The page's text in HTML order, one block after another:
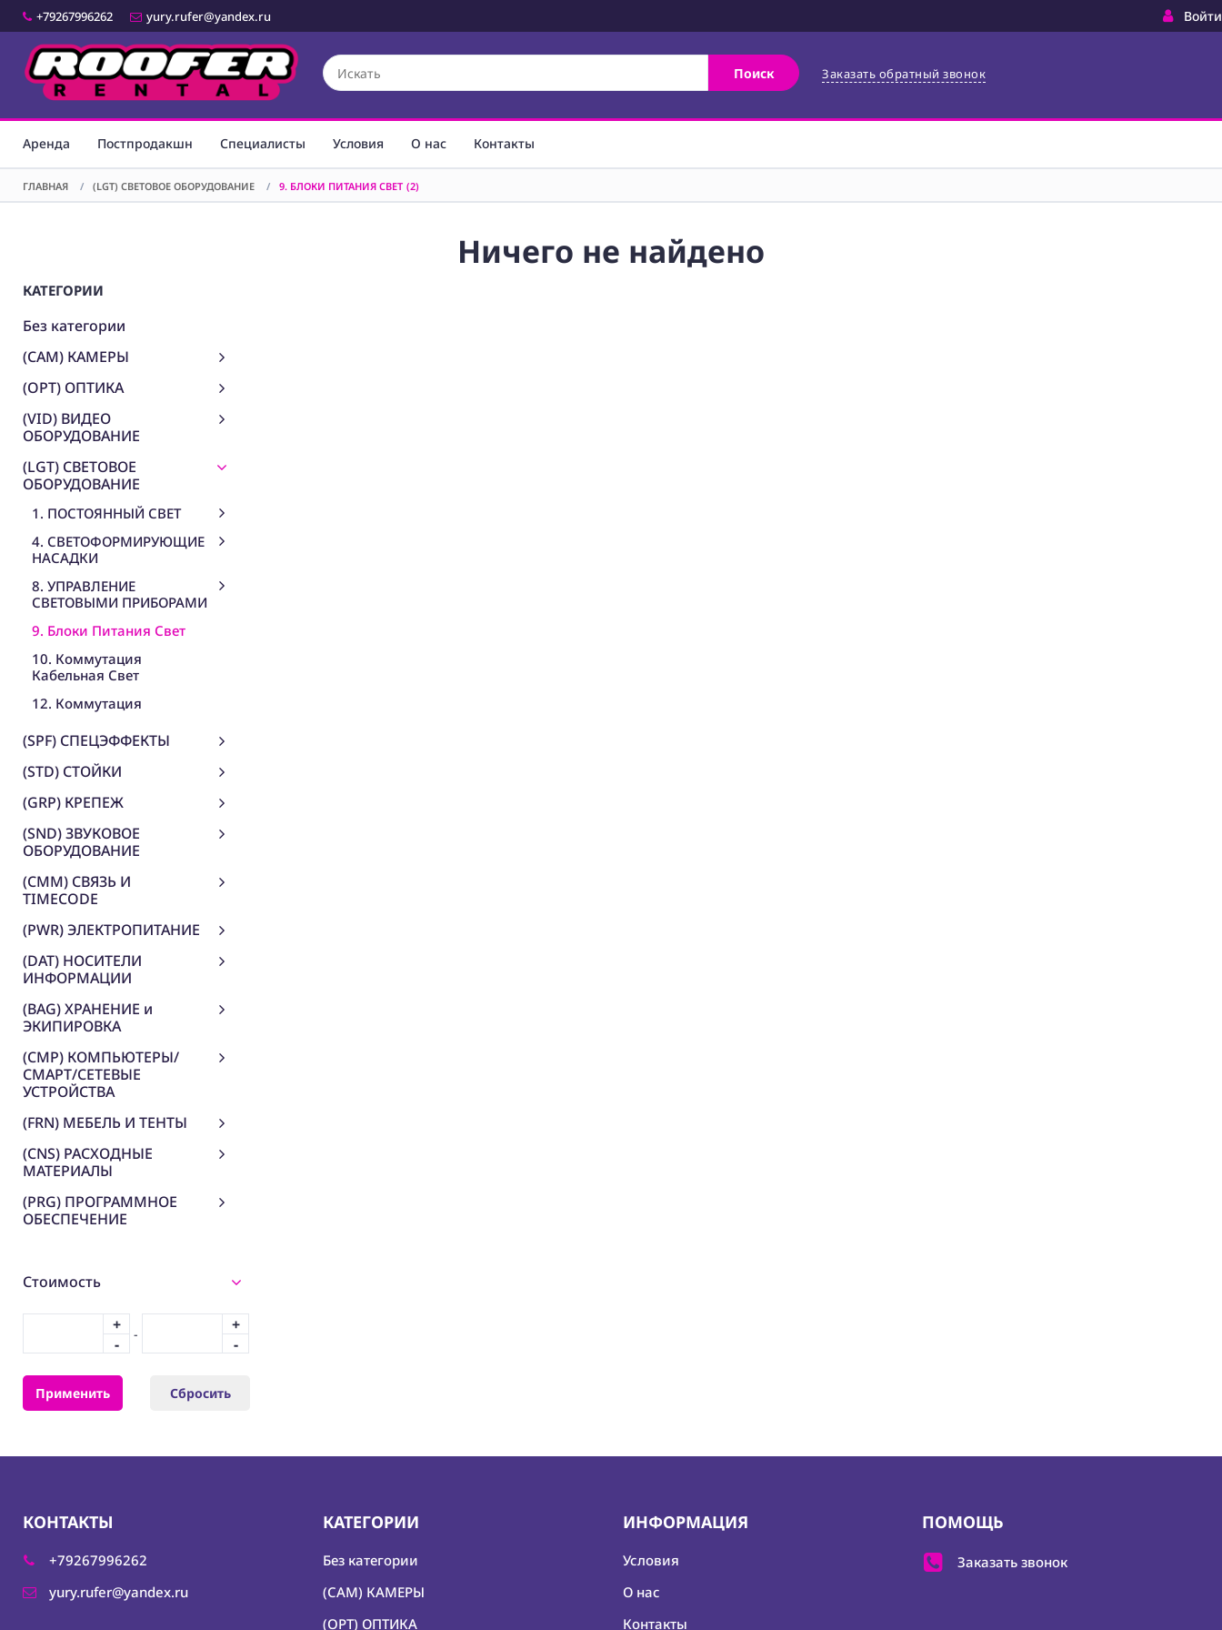
Войти
+79267996262 yury.rufer@yandex.ru
Поиск Заказать обратный звонок
Аренда Постпродакшн Специалисты Условия О нас Контакты
ГЛАВНАЯ / (LGT) СВЕТОВОЕ ОБОРУДОВАНИЕ / 9. БЛОКИ ПИТАНИЯ СВЕТ (2)
Ничего не найдено
КАТЕГОРИИ
Без категории
(CAM) КАМЕРЫ
(OPT) ОПТИКА
(VID) ВИДЕО
ОБОРУДОВАНИЕ
(LGT) СВЕТОВОЕ
ОБОРУДОВАНИЕ
1. ПОСТОЯННЫЙ СВЕТ
4. СВЕТОФОРМИРУЮЩИЕ
НАСАДКИ
8. УПРАВЛЕНИЕ
СВЕТОВЫМИ ПРИБОРАМИ
9. Блоки Питания Свет
10. Коммутация
Кабельная Свет
12. Коммутация
(SPF) СПЕЦЭФФЕКТЫ
(STD) СТОЙКИ
(GRP) КРЕПЕЖ
(SND) ЗВУКОВОЕ
ОБОРУДОВАНИЕ
(CMM) СВЯЗЬ И
TIMECODE
(PWR) ЭЛЕКТРОПИТАНИЕ
(DAT) НОСИТЕЛИ
ИНФОРМАЦИИ
(BAG) ХРАНЕНИЕ и
ЭКИПИРОВКА
(CMP) КОМПЬЮТЕРЫ/
СМАРТ/СЕТЕВЫЕ
УСТРОЙСТВА
(FRN) МЕБЕЛЬ И ТЕНТЫ
(CNS) РАСХОДНЫЕ
МАТЕРИАЛЫ
(PRG) ПРОГРАММНОЕ
ОБЕСПЕЧЕНИЕ
Стоимость
+
-
-
+
-
Применить Сбросить
КОНТАКТЫ
+79267996262
yury.rufer@yandex.ru
КАТЕГОРИИ
Без категории
(CAM) КАМЕРЫ
(OPT) ОПТИКА
ИНФОРМАЦИЯ
Условия
О нас
Контакты
ПОМОЩЬ
Заказать звонок